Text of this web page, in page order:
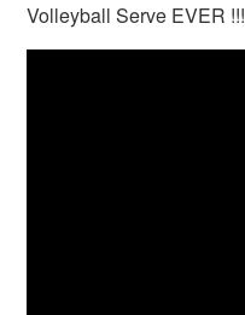
Volleyball Serve EVER !!!